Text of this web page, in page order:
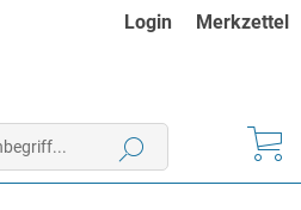
Login Merkzettel